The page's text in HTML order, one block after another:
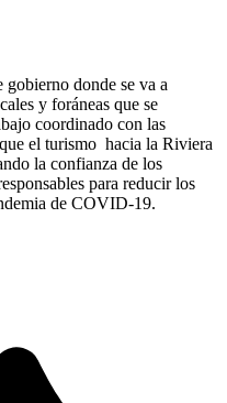
donde se va a
y foráneas que se
coordinado con las
el turismo hacia la Riviera
la confianza de los
para reducir los
de COVID-19.